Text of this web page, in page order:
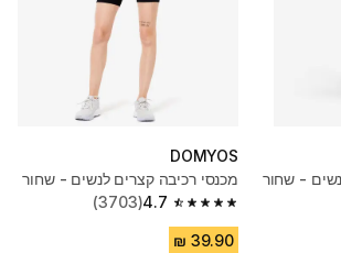
- שחור
DOMYOS
מכנסי רכיבה קצרים לנשים - שחור
4.7
4.7 out of 5 stars from 3703 reviews
(3703)